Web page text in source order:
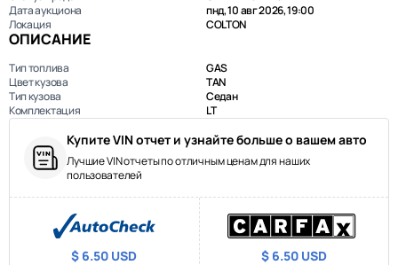
Дата аукциона
пнд, 10 авг 2026, 19:00
Локация
COLTON
ОПИСАНИЕ
Тип топлива
GAS
Цвет кузова
TAN
Тип кузова
Седан
Комплектация
LT
Купите VIN отчет и узнайте больше о вашем авто
Лучшие VIN отчеты по отличным ценам для наших
пользователей
$ 6.50 USD $ 6.50 USD